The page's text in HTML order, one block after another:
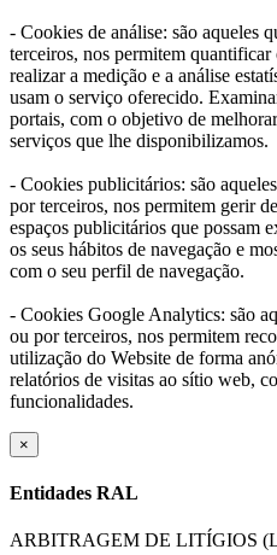
- Cookies de análise: são aqueles
terceiros, nos permitem
realizar a medição e a análise
usam o serviço oferecido.
portais, com o objetivo de
serviços que lhe disponibilizamos.
- Cookies publicitários: são
por terceiros, nos permitem gerir
espaços publicitários que possam
os seus hábitos de navegação e
com o seu perfil de navegação.
- Cookies Google Analytics: são
ou por terceiros, nos permitem
utilização do Website de forma
relatórios de visitas ao sítio web,
funcionalidades.
×
Entidades RAL
ARBITRAGEM DE LITÍGIOS